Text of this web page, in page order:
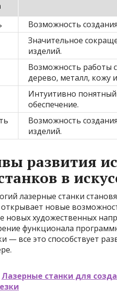
Возможность
Значительное
изделий.
Возможность работы
дерево, металл, кожу
Интуитивно
обеспечение.
Возможность
изделий.
развития
в
лазерные станки
новые
новых художественных
функционала
— все это способствует
Лазерные станки для